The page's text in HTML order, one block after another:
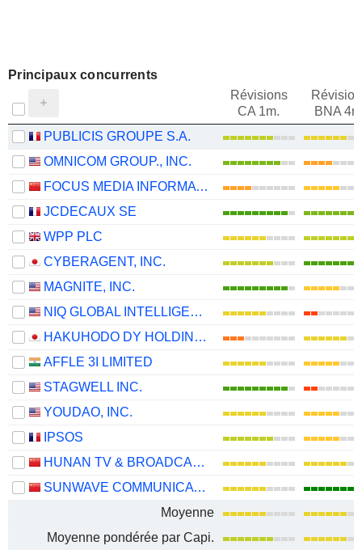
Principaux concurrents
Révisions
CA 1m.
BNA
PUBLICIS GROUPE S.A.
OMNICOM GROUP., INC.
FOCUS MEDIA INFORMATION TECHNOLOGY CO., LTD.
JCDECAUX SE
WPP PLC
CYBERAGENT, INC.
MAGNITE, INC.
NIQ GLOBAL INTELLIGENCE PLC
HAKUHODO DY HOLDINGS INC
AFFLE 3I LIMITED
STAGWELL INC.
YOUDAO, INC.
IPSOS
HUNAN TV & BROADCAST INTERMEDIARY CO., LTD.
SUNWAVE COMMUNICATIONS CO.LTD
Moyenne
Moyenne pondérée par Capi.